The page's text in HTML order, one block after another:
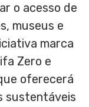
o acesso de
museus e
marca
Zero e
oferecerá
sustentáveis